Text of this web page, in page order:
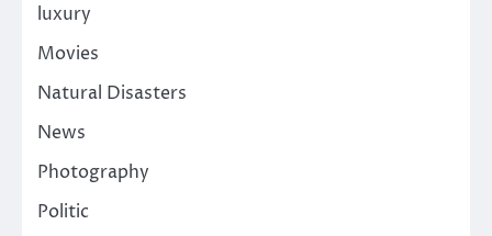
luxury
Movies
Natural Disasters
News
Photography
Politic